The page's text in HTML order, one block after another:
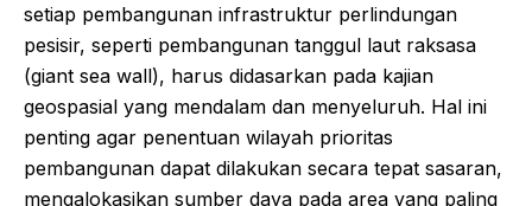
setiap pembangunan infrastruktur perlindungan
pesisir, seperti pembangunan tanggul laut raksasa
(giant sea wall), harus didasarkan pada kajian
geospasial yang mendalam dan menyeluruh. Hal ini
penting agar penentuan wilayah prioritas
pembangunan dapat dilakukan secara tepat sasaran,
mengalokasikan sumber daya pada area yang paling